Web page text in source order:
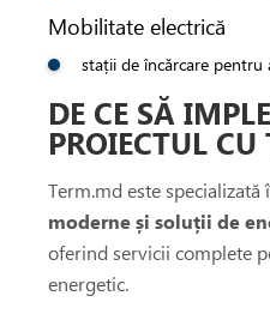
Mobilitate electrică
stații de încărcare pentru
DE CE SĂ
PROIECTUL
Term.md este specializată
moderne și soluții de
oferind servicii complete
energetic.